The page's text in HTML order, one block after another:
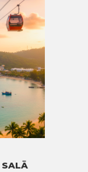
SALĀ